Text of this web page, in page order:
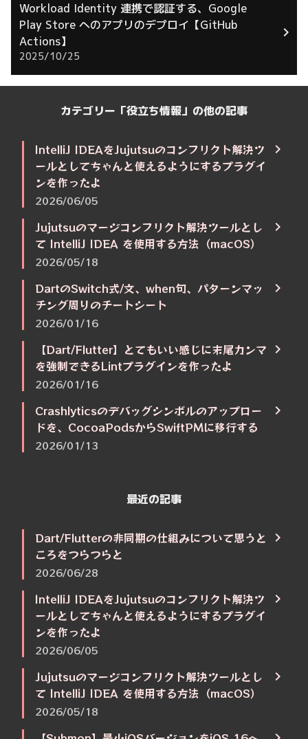
Workload Identity 連携で認証する、Google
Play Store へのアプリのデプロイ【GitHub
Actions】
2025/10/25
カテゴリー「役立ち情報」の他の記事
IntelliJ IDEAをJujutsuのコンフリクト解決ツ
ールとしてちゃんと使えるようにするプラグイ
ンを作ったよ
2026/06/05
Jujutsuのマージコンフリクト解決ツールとし
て IntelliJ IDEA を使用する方法（macOS）
2026/05/18
DartのSwitch式/文、when句、パターンマッ
チング周りのチートシート
2026/01/16
【Dart/Flutter】とてもいい感じに末尾カンマ
を強制できるLintプラグインを作ったよ
2026/01/16
Crashlyticsのデバッグシンボルのアップロー
ドを、CocoaPodsからSwiftPMに移行する
2026/01/13
最近の記事
Dart/Flutterの非同期の仕組みについて思うと
ころをつらつらと
2026/06/28
IntelliJ IDEAをJujutsuのコンフリクト解決ツ
ールとしてちゃんと使えるようにするプラグイ
ンを作ったよ
2026/06/05
Jujutsuのマージコンフリクト解決ツールとし
て IntelliJ IDEA を使用する方法（macOS）
2026/05/18